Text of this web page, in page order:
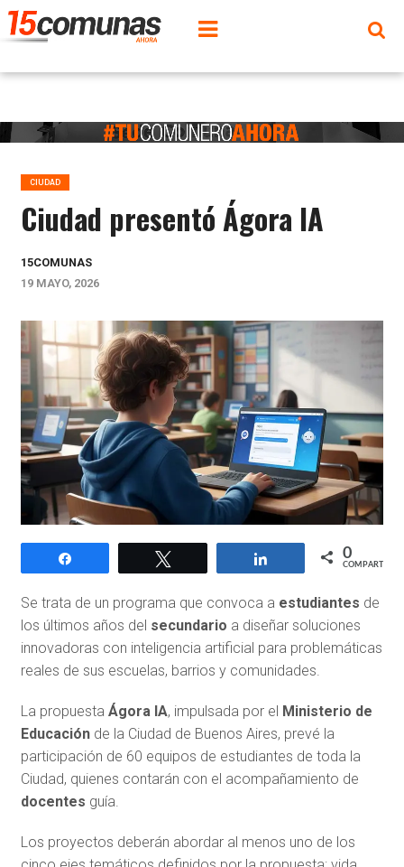
CIUDAD
Ciudad presentó Ágora IA
15COMUNAS
19 MAYO, 2026
Compartir 0
COMPARTIR
Se trata de un programa que convoca a estudiantes de
los últimos años del secundario a diseñar soluciones
innovadoras con inteligencia artificial para problemáticas
reales de sus escuelas, barrios y comunidades.
La propuesta Ágora IA, impulsada por el Ministerio de
Educaciónde la Ciudad de Buenos Aires, prevé la
participación de 60 equipos de estudiantes de toda la
Ciudad, quienes contarán con el acompañamiento de
docentes guía.
Los proyectos deberán abordar al menos uno de los